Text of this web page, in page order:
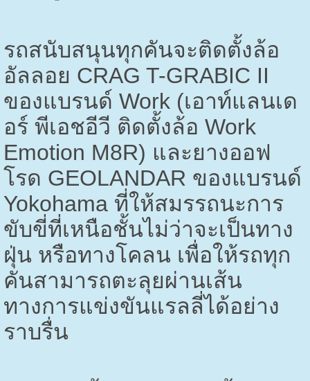
รถสนับสนุนทุกคันจะติดตั้งล้อ
อัลลอย CRAG T-GRABIC II
ของแบรนด์ Work (เอาท์แลนเด
อร์ พีเอชอีวี ติดตั้งล้อ Work
Emotion M8R) และยางออฟ
โรด GEOLANDAR ของแบรนด์
Yokohama ที่ให้สมรรถนะการ
ขับขี่ที่เหนือชั้นไม่ว่าจะเป็นทาง
ฝุ่น หรือทางโคลน เพื่อให้รถทุก
คันสามารถตะลุยผ่านเส้น
ทางการแข่งขันแรลลี่ได้อย่าง
ราบรื่น